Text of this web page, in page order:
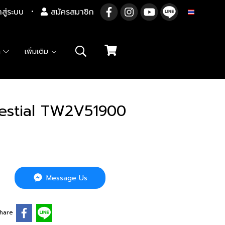
สู่ระบบ สมัครสมาชิก
เพิ่มเติม
TW2V51900
Message Us